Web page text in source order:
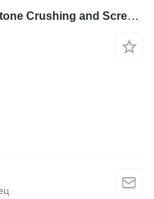
Liming 100 Tph Stationary Stone Crushing and Screening Plant